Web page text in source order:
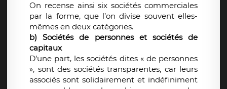
On recense ainsi six sociétés commerciales
par la forme, que l’on divise souvent elles-
mêmes en deux catégories.
b) Sociétés de personnes et sociétés de
capitaux
D’une part, les sociétés dites « de personnes
», sont des sociétés transparentes, car leurs
associés sont solidairement et indéfiniment